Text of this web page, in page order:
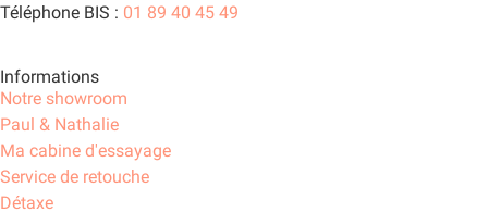
Téléphone BIS : 01 89 40 45 49
Informations
Notre showroom
Paul & Nathalie
Ma cabine d'essayage
Service de retouche
Détaxe